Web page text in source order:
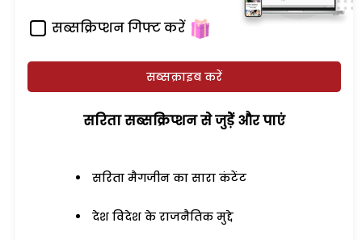
सब्सक्रिप्शन गिफ्ट करें
सब्सक्राइब करें
सरिता सब्सक्रिप्शन से जुड़ेें और पाएं
सरिता मैगजीन का सारा कंटेंट
देश विदेश के राजनैतिक मुद्दे